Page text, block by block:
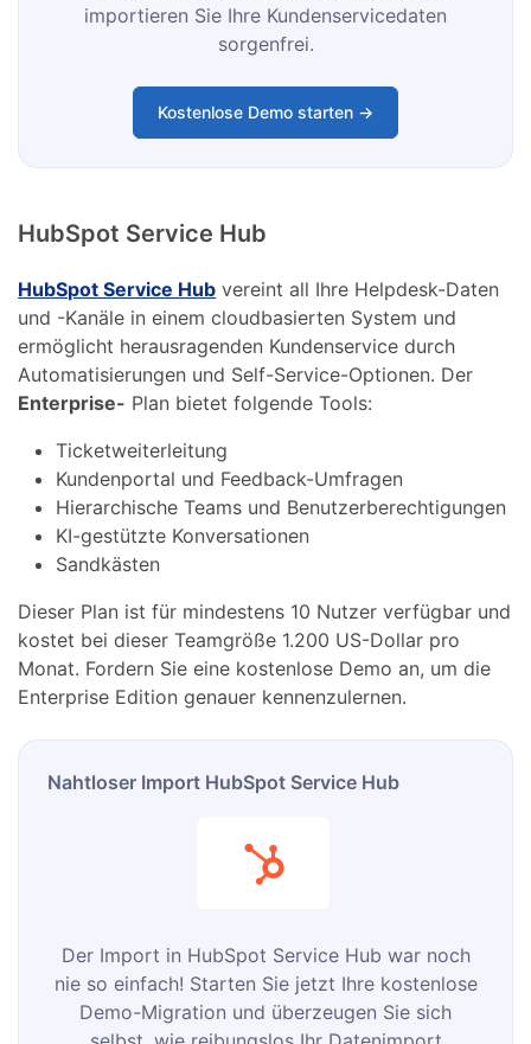
importieren Sie Ihre Kundenservicedaten
sorgenfrei.
Kostenlose Demo starten →
HubSpot Service Hub
HubSpot Service Hub vereint all Ihre Helpdesk-Daten
und -Kanäle in einem cloudbasierten System und
ermöglicht herausragenden Kundenservice durch
Automatisierungen und Self-Service-Optionen. Der
Enterprise- Plan bietet folgende Tools:
Ticketweiterleitung
Kundenportal und Feedback-Umfragen
Hierarchische Teams und Benutzerberechtigungen
KI-gestützte Konversationen
Sandkästen
Dieser Plan ist für mindestens 10 Nutzer verfügbar und
kostet bei dieser Teamgröße 1.200 US-Dollar pro
Monat. Fordern Sie eine kostenlose Demo an, um die
Enterprise Edition genauer kennenzulernen.
Nahtloser Import HubSpot Service Hub
Der Import in HubSpot Service Hub war noch
nie so einfach! Starten Sie jetzt Ihre kostenlose
Demo-Migration und überzeugen Sie sich